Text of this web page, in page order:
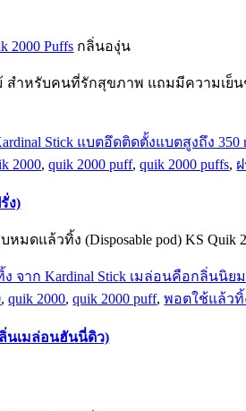
2000 Puffs กลิ่นองุ่น
ม้ สำหรับคนที่รักสุขภาพ แถมมีความเ
2000,quik 2000 puff,quik 2000 puffs,
ง)
มดแล้วทิ้ง (Disposable pod) KS Quik
,quik 2000,quik 2000 puff,พอตใช้แล้วทิ้
ลิ่นเมล่อนฮันนี่ดิว)